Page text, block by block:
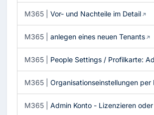
M365 | Vor- und Nachteile im Detail
M365 | anlegen eines neuen Tenants
M365 | People Settings / Profilkarte:
M365 | Organisationseinstellungen per
M365 | Admin Konto - Lizenzieren